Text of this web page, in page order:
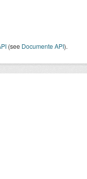
(see Documente API).